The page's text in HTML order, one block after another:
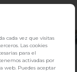
cada vez que visitas
Las cookies
para el
activadas por
web. Puedes aceptar